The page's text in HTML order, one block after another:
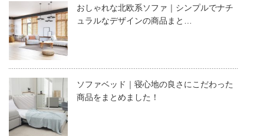
おしゃれな北欧系ソファ｜シンプルでナチ
ュラルなデザインの商品まと…
ソファベッド｜寝心地の良さにこだわった
商品をまとめました！